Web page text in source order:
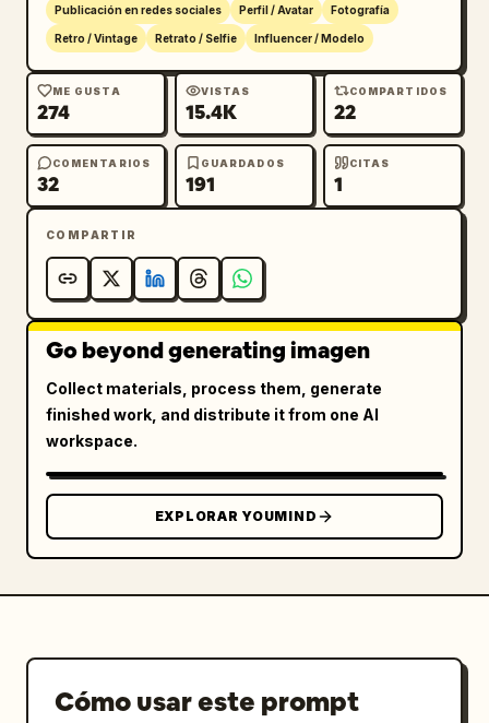
Publicación en redes sociales Perfil / Avatar Fotografía
Retro / Vintage Retrato / Selfie Influencer / Modelo
ME GUSTA
274
VISTAS
15.4K
COMPARTIDOS
22
COMENTARIOS
32
GUARDADOS
191
CITAS
1
COMPARTIR
Go beyond generating imagen
Collect materials, process them, generate
finished work, and distribute it from one AI
workspace.
EXPLORAR YOUMIND
Cómo usar este prompt